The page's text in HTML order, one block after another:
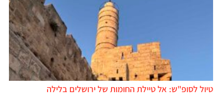
טיול לסופ"ש: אל טיילת החומות של ירושלים בלילה